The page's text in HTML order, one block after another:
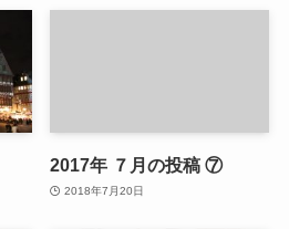
2017年 ７月の投稿 ⑦
2018年7月20日